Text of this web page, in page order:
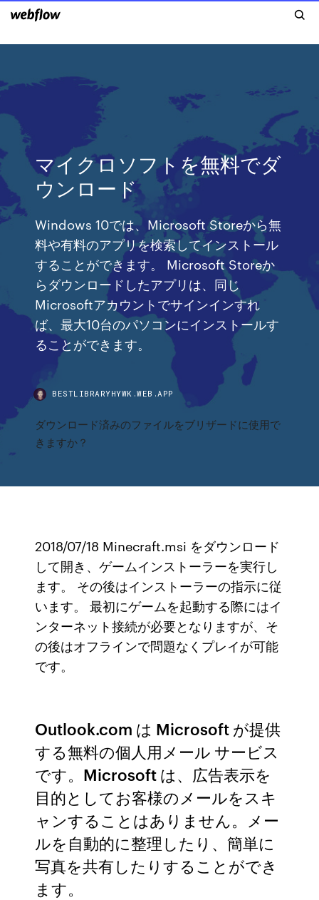
マイクロソフトを無料でダ
ウンロード
Windows 10では、Microsoft Storeから無
料や有料のアプリを検索してインストール
することができます。 Microsoft Storeか
らダウンロードしたアプリは、同じ
Microsoftアカウントでサインインすれ
ば、最大10台のパソコンにインストールす
ることができます。
BESTLIBRARYHYWK.WEB.APP
ダウンロード済みのファイルをブリザードに使用で
きますか？
2018/07/18 Minecraft.msi をダウンロード
して開き、ゲームインストーラーを実行し
ます。 その後はインストーラーの指示に従
います。 最初にゲームを起動する際にはイ
ンターネット接続が必要となりますが、そ
の後はオフラインで問題なくプレイが可能
です。
Outlook.com は Microsoft が提供
する無料の個人用メール サービス
です。Microsoft は、広告表示を
目的としてお客様のメールをスキ
ャンすることはありません。メー
ルを自動的に整理したり、簡単に
写真を共有したりすることができ
ます。